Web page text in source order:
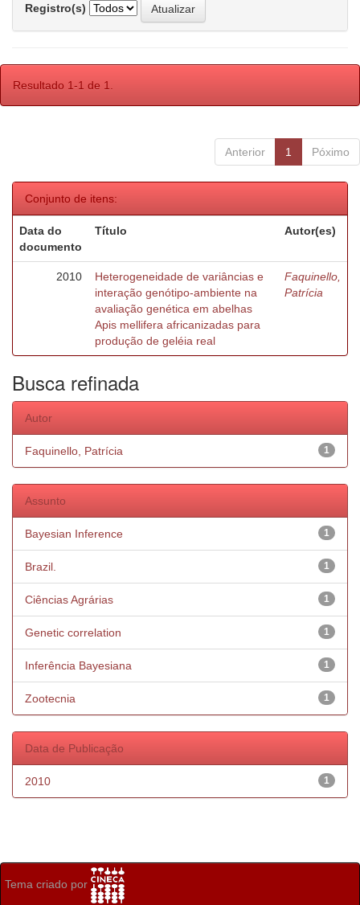
Registro(s)
Resultado 1-1 de 1.
Anterior 1 Póximo
Conjunto de itens:
Data do
documento
Título Autor(es)
2010
Heterogeneidade de variâncias e
interação genótipo-ambiente na
avaliação genética em abelhas
Apis mellifera africanizadas para
produção de geléia real
Faquinello,
Patrícia
Busca refinada
Autor
1
Faquinello, Patrícia
Assunto
1
Bayesian Inference
1
Brazil.
1
Ciências Agrárias
1
Genetic correlation
1
Inferência Bayesiana
1
Zootecnia
Data de Publicação
1
2010
Tema criado por